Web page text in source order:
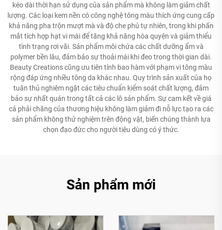
kéo dài thời hạn sử dụng của sản phẩm mà không làm giảm chất
lượng. Các loại kem nền có công nghệ tông màu thích ứng cung cấp
khả năng pha trộn mượt mà và độ che phủ tự nhiên, trong khi phấn
mắt tích hợp hạt vi mài để tăng khả năng hòa quyện và giảm thiểu
tình trạng rơi vãi. Sản phẩm môi chứa các chất dưỡng ẩm và
polymer bền lâu, đảm bảo sự thoải mái khi đeo trong thời gian dài.
Beauty Creations cũng ưu tiên tính bao hàm với phạm vi tông màu
rộng đáp ứng nhiều tông da khác nhau. Quy trình sản xuất của họ
tuân thủ nghiêm ngặt các tiêu chuẩn kiểm soát chất lượng, đảm
bảo sự nhất quán trong tất cả các lô sản phẩm. Sự cam kết về giá
cả phải chăng của thương hiệu không làm giảm đi nỗ lực tạo ra các
sản phẩm không thử nghiệm trên động vật, biến chúng thành lựa
chọn đạo đức cho người tiêu dùng có ý thức.
Sản phẩm mới